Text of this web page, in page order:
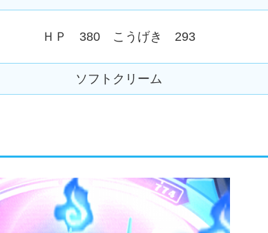
ＨＰ 380 こうげき 293
ソフトクリーム